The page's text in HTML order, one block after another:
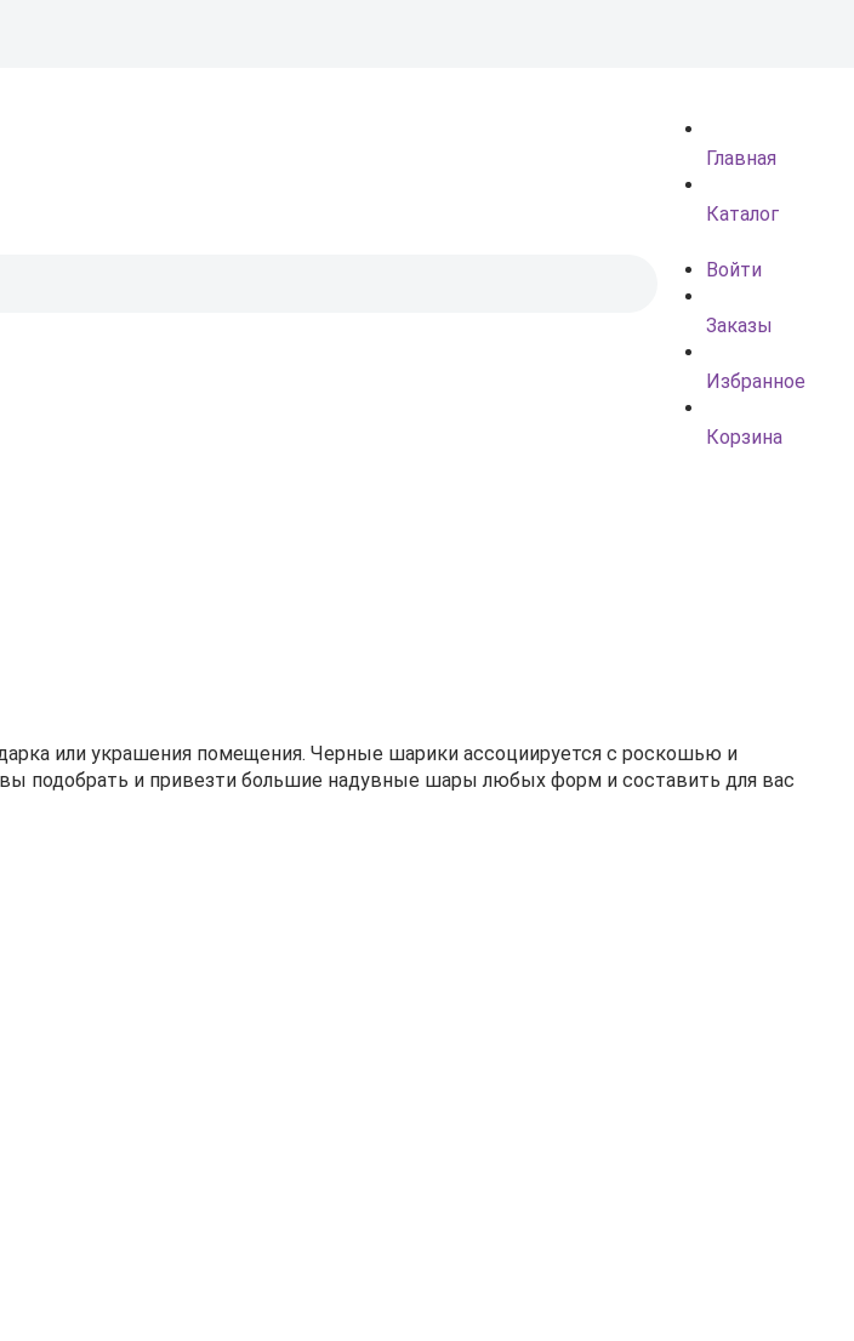
Главная
Каталог
Войти
Заказы
Избранное
Корзина
шарики ассоциируется с роскошью и
подобрать и привезти большие надувные шары любых форм и составить для вас